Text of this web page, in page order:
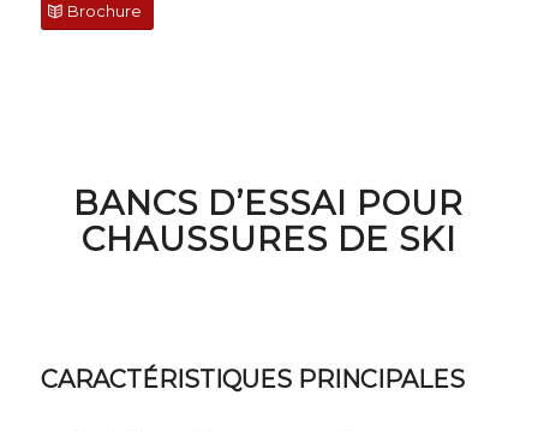
Brochure
BANCS D’ESSAI POUR
CHAUSSURES DE SKI
CARACTÉRISTIQUES PRINCIPALES